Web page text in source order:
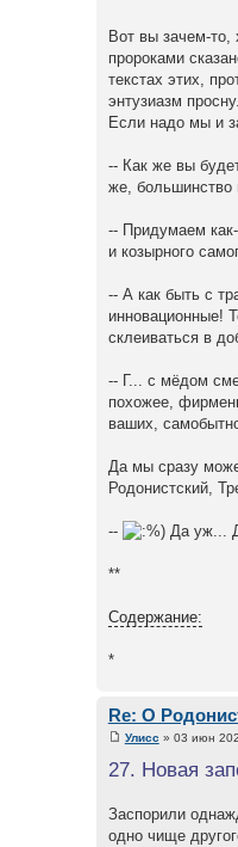
Вот вы зачем-то,
пророками
текстах этих,
энтузиазм
Если надо мы и
-- Как же вы
же, большинство
-- Придумаем
и козырного
-- А как быть с
инновационные!
склеиваться в
-- Г... с мёдом
похожее,
ваших,
Да мы сразу
Родонистский,
-- Да уж...
**
Содержание:
*
Re: О
Улисс » 03 июн
27. Новая
Заспорили
одно чище